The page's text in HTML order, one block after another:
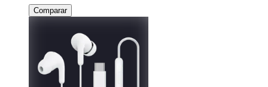
Comparar